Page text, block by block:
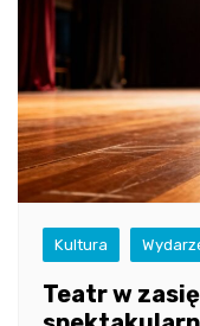
Kultura
Teatr w